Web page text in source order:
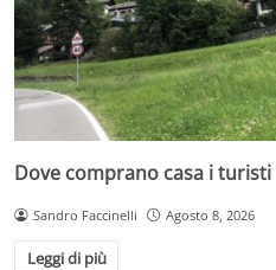
Dove comprano casa i
Sandro Faccinelli Agosto 8, 2026
Leggi di più